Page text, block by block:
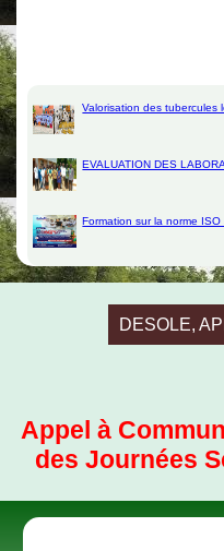
Valorisation des tubercules
EVALUATION DES
Formation sur la norme
DESOLE,
Appel à
des Journées